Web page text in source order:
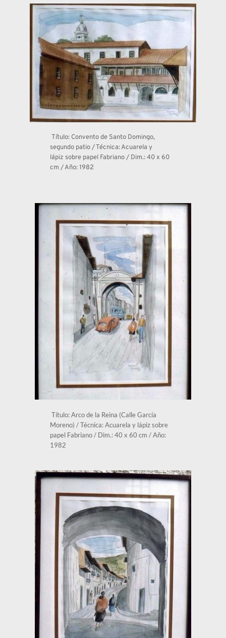
segundo patio / Técnica: Acuarela y
lápiz sobre papel Fabriano / Dim.: 40 x 60
cm / Año: 1982
Moreno) / Técnica: Acuarela y lápiz sobre
papel Fabriano / Dim.: 40 x 60 cm / Año:
1982